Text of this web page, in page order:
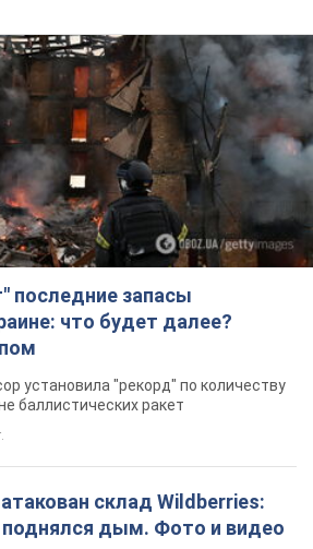
последние запасы
что будет далее?
установила "рекорд" по количеству
баллистических ракет
склад Wildberries:
поднялся дым. Фото и видео